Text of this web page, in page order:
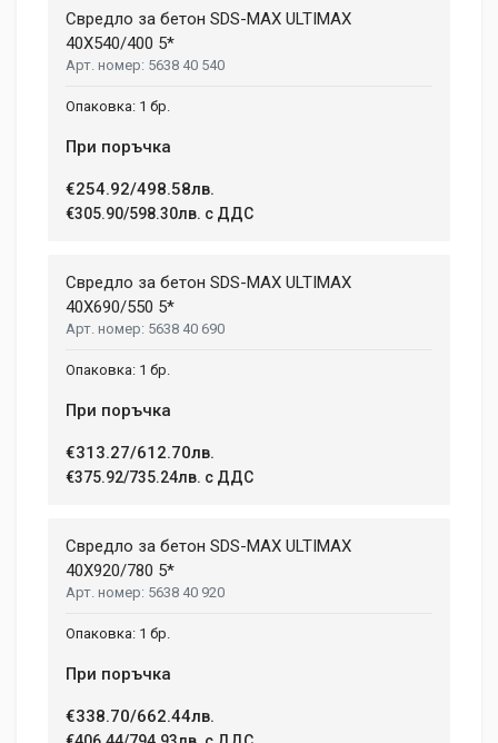
Свредло за бетон SDS-MAX ULTIMAX
40X540/400 5*
5638 40 540
1 бр.
При поръчка
€254.92/498.58лв.
€305.90/598.30лв. с ДДС
Свредло за бетон SDS-MAX ULTIMAX
40X690/550 5*
5638 40 690
1 бр.
При поръчка
€313.27/612.70лв.
€375.92/735.24лв. с ДДС
Свредло за бетон SDS-MAX ULTIMAX
40X920/780 5*
5638 40 920
1 бр.
При поръчка
€338.70/662.44лв.